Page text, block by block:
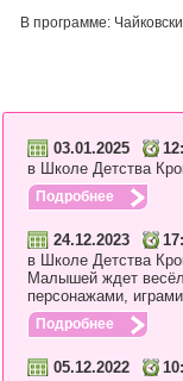
В программе:
03.01.2025
в Школе Детства
Подробнее
24.12.2023
в Школе Детства
Малышей ждет
персонажами,
Подробнее
05.12.2022